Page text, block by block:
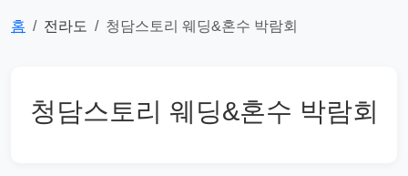
홈 전라도 청담스토리 웨딩&혼수 박람회
청담스토리 웨딩&혼수 박람회